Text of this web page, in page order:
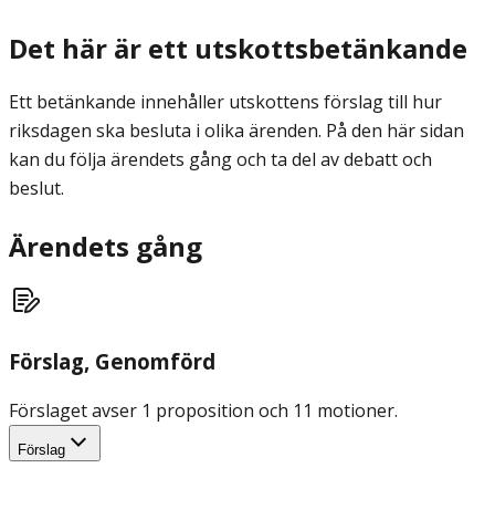
Det här är ett utskottsbetänkande
Ett betänkande innehåller utskottens förslag till hur
riksdagen ska besluta i olika ärenden. På den här sidan
kan du följa ärendets gång och ta del av debatt och
beslut.
Ärendets gång
Förslag, Genomförd
Förslaget avser 1 proposition och 11 motioner.
Förslag